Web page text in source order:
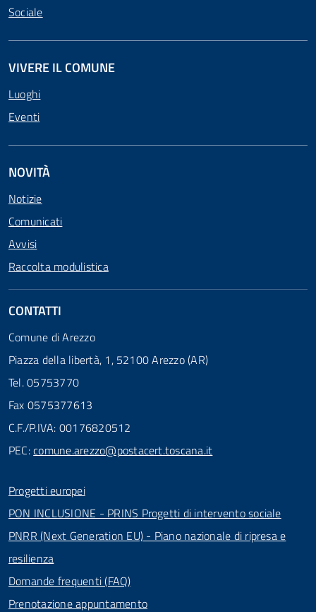
Sociale
VIVERE IL COMUNE
Luoghi
Eventi
NOVITÀ
Notizie
Comunicati
Avvisi
Raccolta modulistica
CONTATTI
Comune di Arezzo
Piazza della libertà, 1, 52100 Arezzo (AR)
Tel. 05753770
Fax 0575377613
C.F./P.IVA: 00176820512
PEC:comune.arezzo@postacert.toscana.it
Progetti europei
PON INCLUSIONE - PRINS Progetti di intervento sociale
PNRR (Next Generation EU) - Piano nazionale di ripresa e
resilienza
Domande frequenti (FAQ)
Prenotazione appuntamento